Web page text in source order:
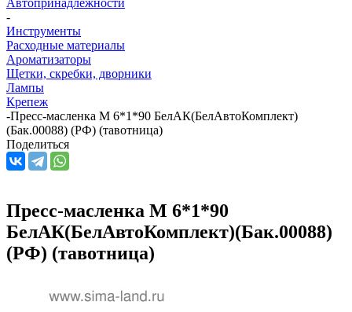
-
Инструменты
Расходные материалы
Ароматизаторы
Щетки, скребки, дворники
Лампы
Крепеж
-Пресс-масленка М 6*1*90 БелАК(БелАвтоКомплект)
(Бак.00088) (РФ) (тавотница)
Поделиться
Пресс-масленка М 6*1*90
БелАК(БелАвтоКомплект)(Бак.00088)
(РФ) (тавотница)